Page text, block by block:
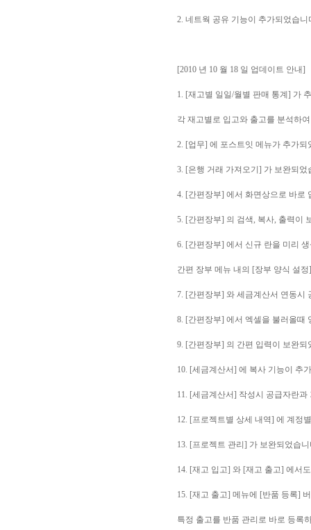
2. 네트웍 공유 기능이 추가되었습니
[2010 년 10 월 18 일 업데이트 안내]
1. [재고별 일일/월별 판매 통계] 가
각 재고별로 입고와 출고를 분석하
2. [업무] 에 포스트잇 메뉴가 추가되
3. [은행 거래 가져오기] 가 보완되었
4. [간편장부] 에서 화면상으로 바로
5. [간편장부] 의 검색, 복사, 출력이
6. [간편장부] 에서 신규 란을 미리
간편 장부 메뉴 내의 [장부 양식 설
7. [간편장부] 와 세금계산서 연동시
8. [간편장부] 에서 엑셀을 불러올때
9. [간편장부] 의 간편 입력이 보완되
10. [세금계산서] 에 복사 기능이 추
11. [세금계산서] 작성시 공급자란
12. [프로젝트별 상세 내역] 에 계정
13. [프로젝트 관리] 가 보완되었습니
14. [재고 입고] 와 [재고 출고] 에서
15. [재고 출고] 메뉴에 [반품 등록]
특정 출고를 반품 관리로 바로 등록